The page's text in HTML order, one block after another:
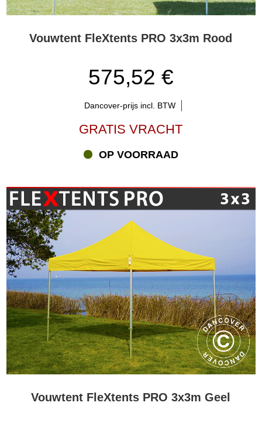
Vouwtent FleXtents PRO 3x3m Rood
575,52 €
Dancover-prijs incl. BTW
GRATIS VRACHT
OP VOORRAAD
Vouwtent FleXtents PRO 3x3m Geel